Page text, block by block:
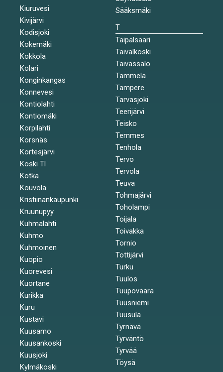
Kiuruvesi
Kivijärvi
Kodisjoki
Kokemäki
Kokkola
Kolari
Konginkangas
Konnevesi
Kontiolahti
Kontiomäki
Korpilahti
Korsnäs
Kortesjärvi
Koski Tl
Kotka
Kouvola
Kristiinankaupunki
Kruunupyy
Kuhmalahti
Kuhmo
Kuhmoinen
Kuopio
Kuorevesi
Kuortane
Kurikka
Kuru
Kustavi
Kuusamo
Kuusankoski
Kuusjoki
Kylmäkoski
Sääksmäki
T
Taipalsaari
Taivalkoski
Taivassalo
Tammela
Tampere
Tarvasjoki
Teerijärvi
Teisko
Temmes
Tenhola
Tervo
Tervola
Teuva
Tohmajärvi
Toholampi
Toijala
Toivakka
Tornio
Tottijärvi
Turku
Tuulos
Tuupovaara
Tuusniemi
Tuusula
Tyrnävä
Tyrväntö
Tyrvää
Töysä